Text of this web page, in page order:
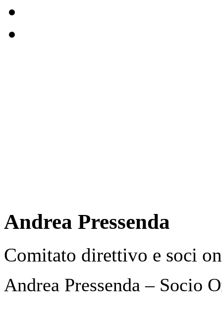
Andrea Pressenda
Comitato direttivo e soci
Andrea Pressenda – Socio